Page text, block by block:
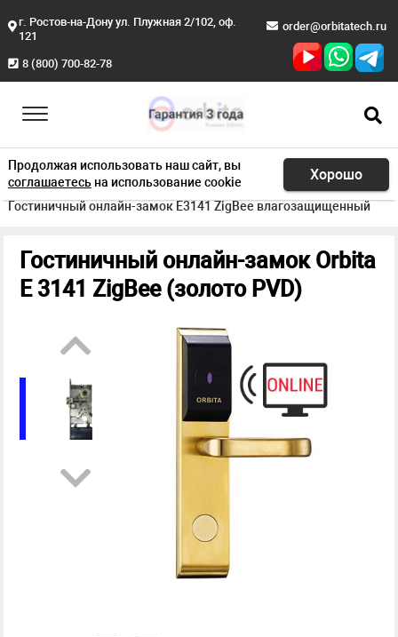
г. Ростов-на-Дону ул. Плужная 2/102, оф.
121
8 (800) 700-82-78
order@orbitatech.ru
Продолжая использовать наш сайт, вы
соглашаетесьна использование cookie Хорошо
Главная Продукция
Онлайн замки
Гостиничный онлайн-замок E3141 ZigBee влагозащищенный
Гостиничный онлайн-замок Orbita
E 3141 ZigBee (золото PVD)